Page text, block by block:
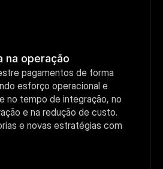
na operação
pagamentos de forma
esforço operacional e
no tempo de integração, no
e na redução de custo.
e novas estratégias com